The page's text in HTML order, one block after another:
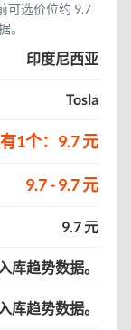
可选价位约 9.7
。
印度尼西亚
Tosla
1个：9.7 元
9.7 - 9.7 元
9.7 元
库趋势数据。
库趋势数据。